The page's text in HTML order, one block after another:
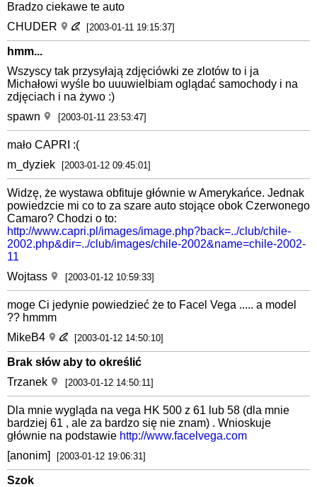
Bradzo ciekawe te auto
CHUDER
[2003-01-11 19:15:37]
hmm...
Wszyscy tak przysyłają zdjęciówki ze zlotów to i ja
Michałowi wyśle bo uuuwielbiam oglądać samochody i na
zdjęciach i na żywo :)
spawn
[2003-01-11 23:53:47]
mało CAPRI :(
m_dyziek
[2003-01-12 09:45:01]
Widzę, że wystawa obfituje głównie w Amerykańce. Jednak
powiedzcie mi co to za szare auto stojące obok Czerwonego
Camaro? Chodzi o to:
http://www.capri.pl/images/image.php?back=../club/chile-
2002.php&dir=../club/images/chile-2002&name=chile-2002-
11
Wojtass
[2003-01-12 10:59:33]
moge Ci jedynie powiedzieć że to Facel Vega ..... a model
?? hmmm
MikeB4
[2003-01-12 14:50:10]
Brak słów aby to określić
Trzanek
[2003-01-12 14:50:11]
Dla mnie wygląda na vega HK 500 z 61 lub 58 (dla mnie
bardziej 61 , ale za bardzo się nie znam) . Wnioskuje
głównie na podstawie http://www.facelvega.com
[anonim]
[2003-01-12 19:06:31]
Szok